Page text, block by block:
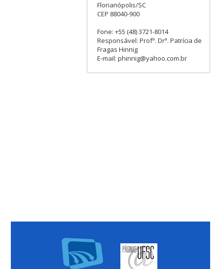
Florianópolis/SC
CEP 88040-900
Fone: +55 (48) 3721-8014
Responsável: Profª. Drª. Patrícia de
Fragas Hinnig
E-mail: phinnig@yahoo.com.br